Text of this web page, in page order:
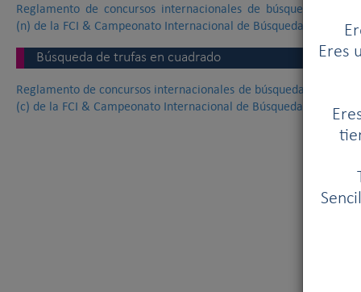
Eres
Reglamento de concursos internacionales de búsqueda
(n) de la FCI & Campeonato Internacional de Búsqueda natural
Búsqueda de trufas en cuadrado
Reglamento de concursos internacionales de búsqueda de
(c) de la FCI & Campeonato Internacional de Búsqueda de Trufas